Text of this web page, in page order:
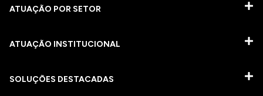
ATUAÇÃO POR SETOR
ATUAÇÃO INSTITUCIONAL
SOLUÇÕES DESTACADAS